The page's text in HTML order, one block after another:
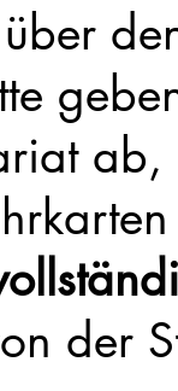
der